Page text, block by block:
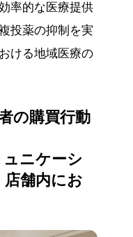
率的な医療提供
投薬の抑制を実
ける地域医療の
の購買行動
ュニケーシ
店舗内にお